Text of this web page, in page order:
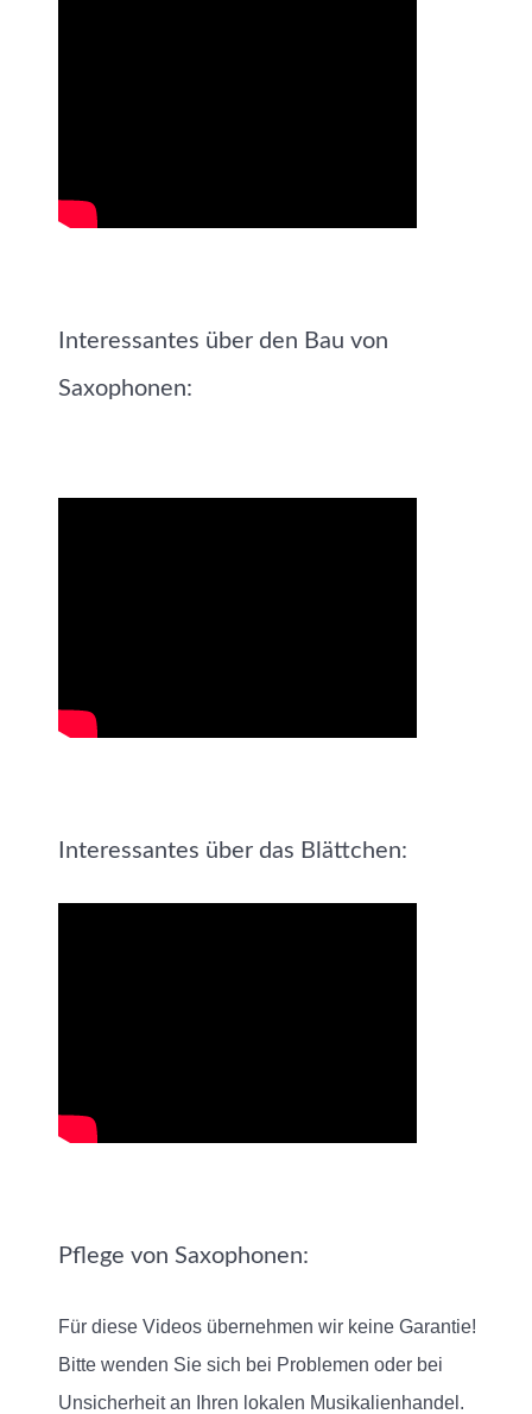
Interessantes über den Bau von
Saxophonen:
Interessantes über das Blättchen:
Pflege von Saxophonen:
Für diese Videos übernehmen wir keine Garantie!
Bitte wenden Sie sich bei Problemen oder bei
Unsicherheit an Ihren lokalen Musikalienhandel.